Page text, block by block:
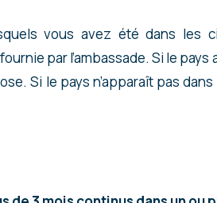
vous avez été dans les
par l’ambassade. Si le pays
Si le pays n’apparaît pas dans